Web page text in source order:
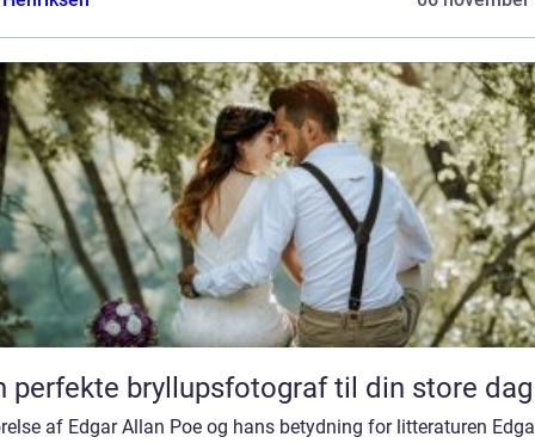
perfekte bryllupsfotograf til din store dag
af Edgar Allan Poe og hans betydning for litteraturen